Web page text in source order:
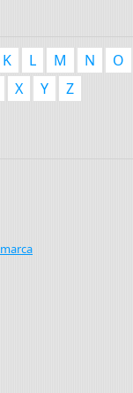
K L M N
O
X Y Z